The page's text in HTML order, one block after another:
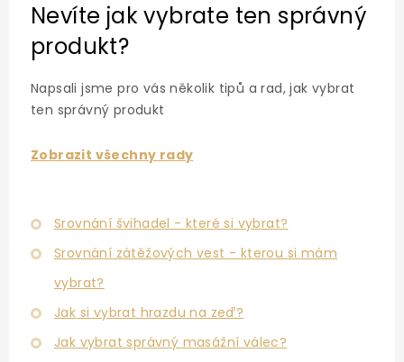
Nevíte jak vybrate ten správný
produkt?
Napsali jsme pro vás několik tipů a rad, jak vybrat
ten správný produkt
Zobrazit všechny rady
Srovnání švihadel - které si vybrat?
Srovnání zátěžových vest - kterou si mám
vybrat?
Jak si vybrat hrazdu na zeď?
Jak vybrat správný masážní válec?